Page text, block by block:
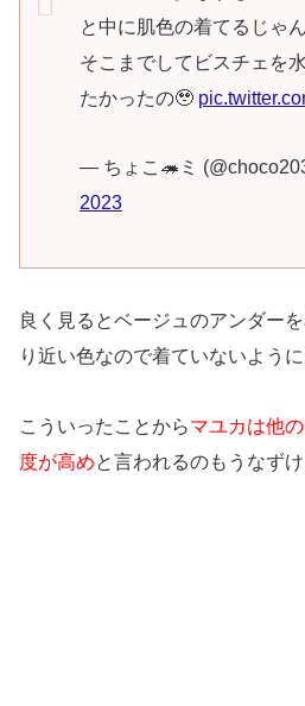
と中に肌色の着てるじゃ
そこまでしてビスチェを
たかったの🥹
— ちょこ🦔ミ
2023
良く見るとベージュのアンダー
り近い色なので着ていないよう
こういったことからマユカは他
度が高めと言われるのもうなずけ